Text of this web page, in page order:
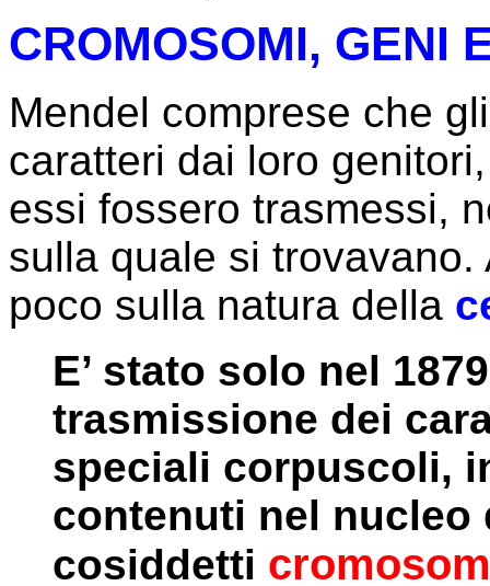
CROMOSOMI, GENI
Mendel comprese che
caratteri dai loro
essi fossero trasmessi,
sulla quale si
poco sulla natura della
E’ stato solo nel
trasmissione dei
speciali corpuscoli,
contenuti nel nucleo
cosiddetti